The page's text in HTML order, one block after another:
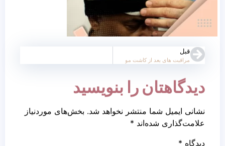
قبل
مراقبت های بعد از کاشت مو
دیدگاهتان را بنویسید
نشانی ایمیل شما منتشر نخواهد شد. بخش‌های موردنیاز
علامت‌گذاری شده‌اند *
دیدگاه *